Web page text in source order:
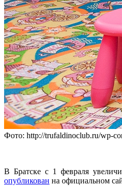
Фото: http://trufaldinoclub.ru/wp-
В Братске с 1 февраля
опубликован на официальном